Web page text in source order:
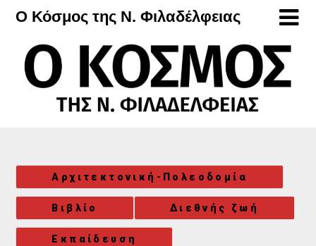
Μετάβαση
περιεχόμενο
Ο Κόσμος της Ν. Φιλαδέλφειας
Αρχιτεκτονική-Πολεοδομία
Βιβλίο Διεθνής ζωή
Εκπαίδευση